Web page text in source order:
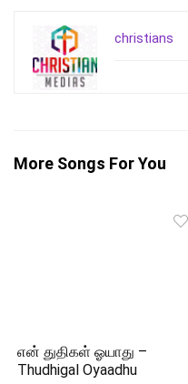
christians
More Songs For You
என் துதிகள் ஓயாது –
Thudhigal Oyaadhu